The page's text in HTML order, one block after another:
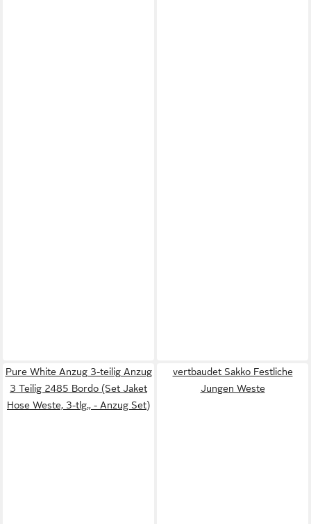
Pure White Anzug 3-teilig Anzug
3 Teilig 2485 Bordo (Set Jaket
Hose Weste, 3-tlg., - Anzug Set)
vertbaudet Sakko Festliche
Jungen Weste